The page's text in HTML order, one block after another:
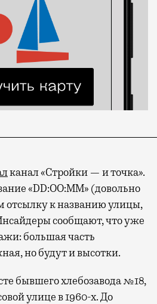
канал «Стройки — и точка».
«DD:OO:MM» (довольно
отсылку к названию улицы,
сообщают, что уже
большая часть
но будут и высотки.
бывшего хлебозавода №18,
улице в 1960-х. До